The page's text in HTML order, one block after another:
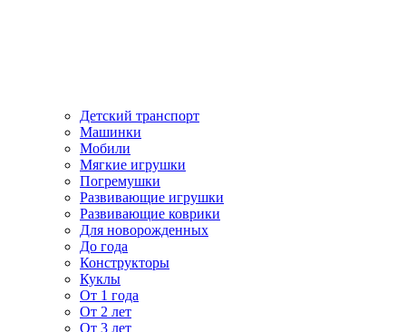
Детский транспорт
Машинки
Мобили
Мягкие игрушки
Погремушки
Развивающие игрушки
Развивающие коврики
Для новорожденных
До года
Конструкторы
Куклы
От 1 года
От 2 лет
От 3 лет